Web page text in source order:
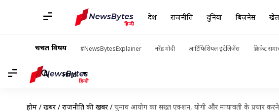
देश राजनीति दुनिया बिज़नेस
चर्चित विषय #NewsBytesExplainer नरेंद्र मोदी आर्टिफिशियल इंटेलिजेंस क्रिकेट
Hindi
होम / खबरें / राजनीति की खबरें / चुनाव आयोग का सख्त एक्शन, योगी और मायावती के प्रचार करने